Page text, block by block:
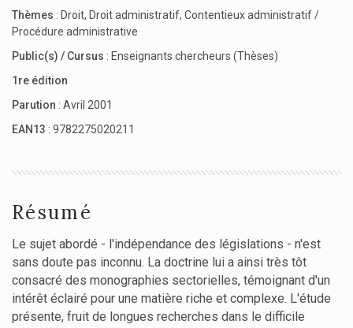
Thèmes : Droit, Droit administratif, Contentieux administratif /
Procédure administrative
Public(s) / Cursus : Enseignants chercheurs (Thèses)
1re édition
Parution : Avril 2001
EAN13 : 9782275020211
Résumé
Le sujet abordé - l'indépendance des législations - n'est
sans doute pas inconnu. La doctrine lui a ainsi très tôt
consacré des monographies sectorielles, témoignant d'un
intérêt éclairé pour une matière riche et complexe. L'étude
présente, fruit de longues recherches dans le difficile